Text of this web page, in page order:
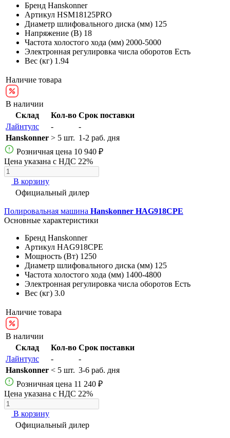
Бренд Hanskonner
Артикул HSM18125PRO
Диаметр шлифовального диска (мм) 125
Напряжение (В) 18
Частота холостого хода (мм) 2000-5000
Электронная регулировка числа оборотов Есть
Вес (кг) 1.94
Наличие товара
В наличии
Склад
Кол-во Срок поставки
Лайнтулс
-
-
Hanskonner > 5 шт. 1-2 раб. дня
Розничная цена 10 940 ₽
Цена указана с НДС 22%
В корзину
Официальный дилер
Полировальная машина Hanskonner HAG918CPE
Основные характеристики
Бренд Hanskonner
Артикул HAG918CPE
Мощность (Вт) 1250
Диаметр шлифовального диска (мм) 125
Частота холостого хода (мм) 1400-4800
Электронная регулировка числа оборотов Есть
Вес (кг) 3.0
Наличие товара
В наличии
Склад
Кол-во Срок поставки
Лайнтулс
-
-
Hanskonner < 5 шт. 3-6 раб. дня
Розничная цена 11 240 ₽
Цена указана с НДС 22%
В корзину
Официальный дилер